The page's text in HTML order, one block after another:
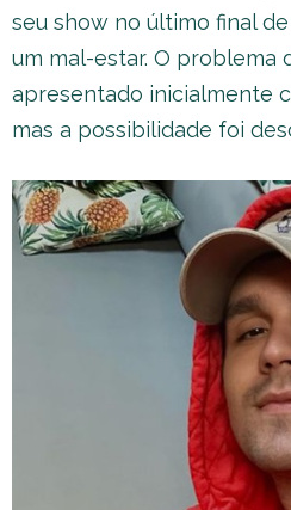
seu show no último final
um mal-estar. O problema
apresentado inicialmente
mas a possibilidade foi